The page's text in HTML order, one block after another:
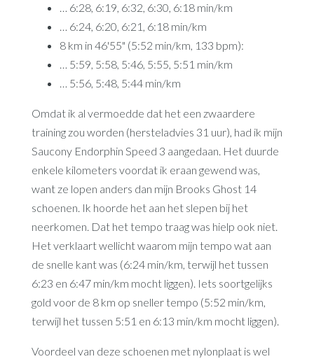
… 6:28, 6:19, 6:32, 6:30, 6:18 min/km
… 6:24, 6:20, 6:21, 6:18 min/km
8 km in 46'55" (5:52 min/km, 133 bpm):
… 5:59, 5:58, 5:46, 5:55, 5:51 min/km
… 5:56, 5:48, 5:44 min/km
Omdat ik al vermoedde dat het een zwaardere
training zou worden (hersteladvies 31 uur), had ik mijn
Saucony Endorphin Speed 3 aangedaan. Het duurde
enkele kilometers voordat ik eraan gewend was,
want ze lopen anders dan mijn Brooks Ghost 14
schoenen. Ik hoorde het aan het slepen bij het
neerkomen. Dat het tempo traag was hielp ook niet.
Het verklaart wellicht waarom mijn tempo wat aan
de snelle kant was (6:24 min/km, terwijl het tussen
6:23 en 6:47 min/km mocht liggen). Iets soortgelijks
gold voor de 8 km op sneller tempo (5:52 min/km,
terwijl het tussen 5:51 en 6:13 min/km mocht liggen).
Voordeel van deze schoenen met nylonplaat is wel